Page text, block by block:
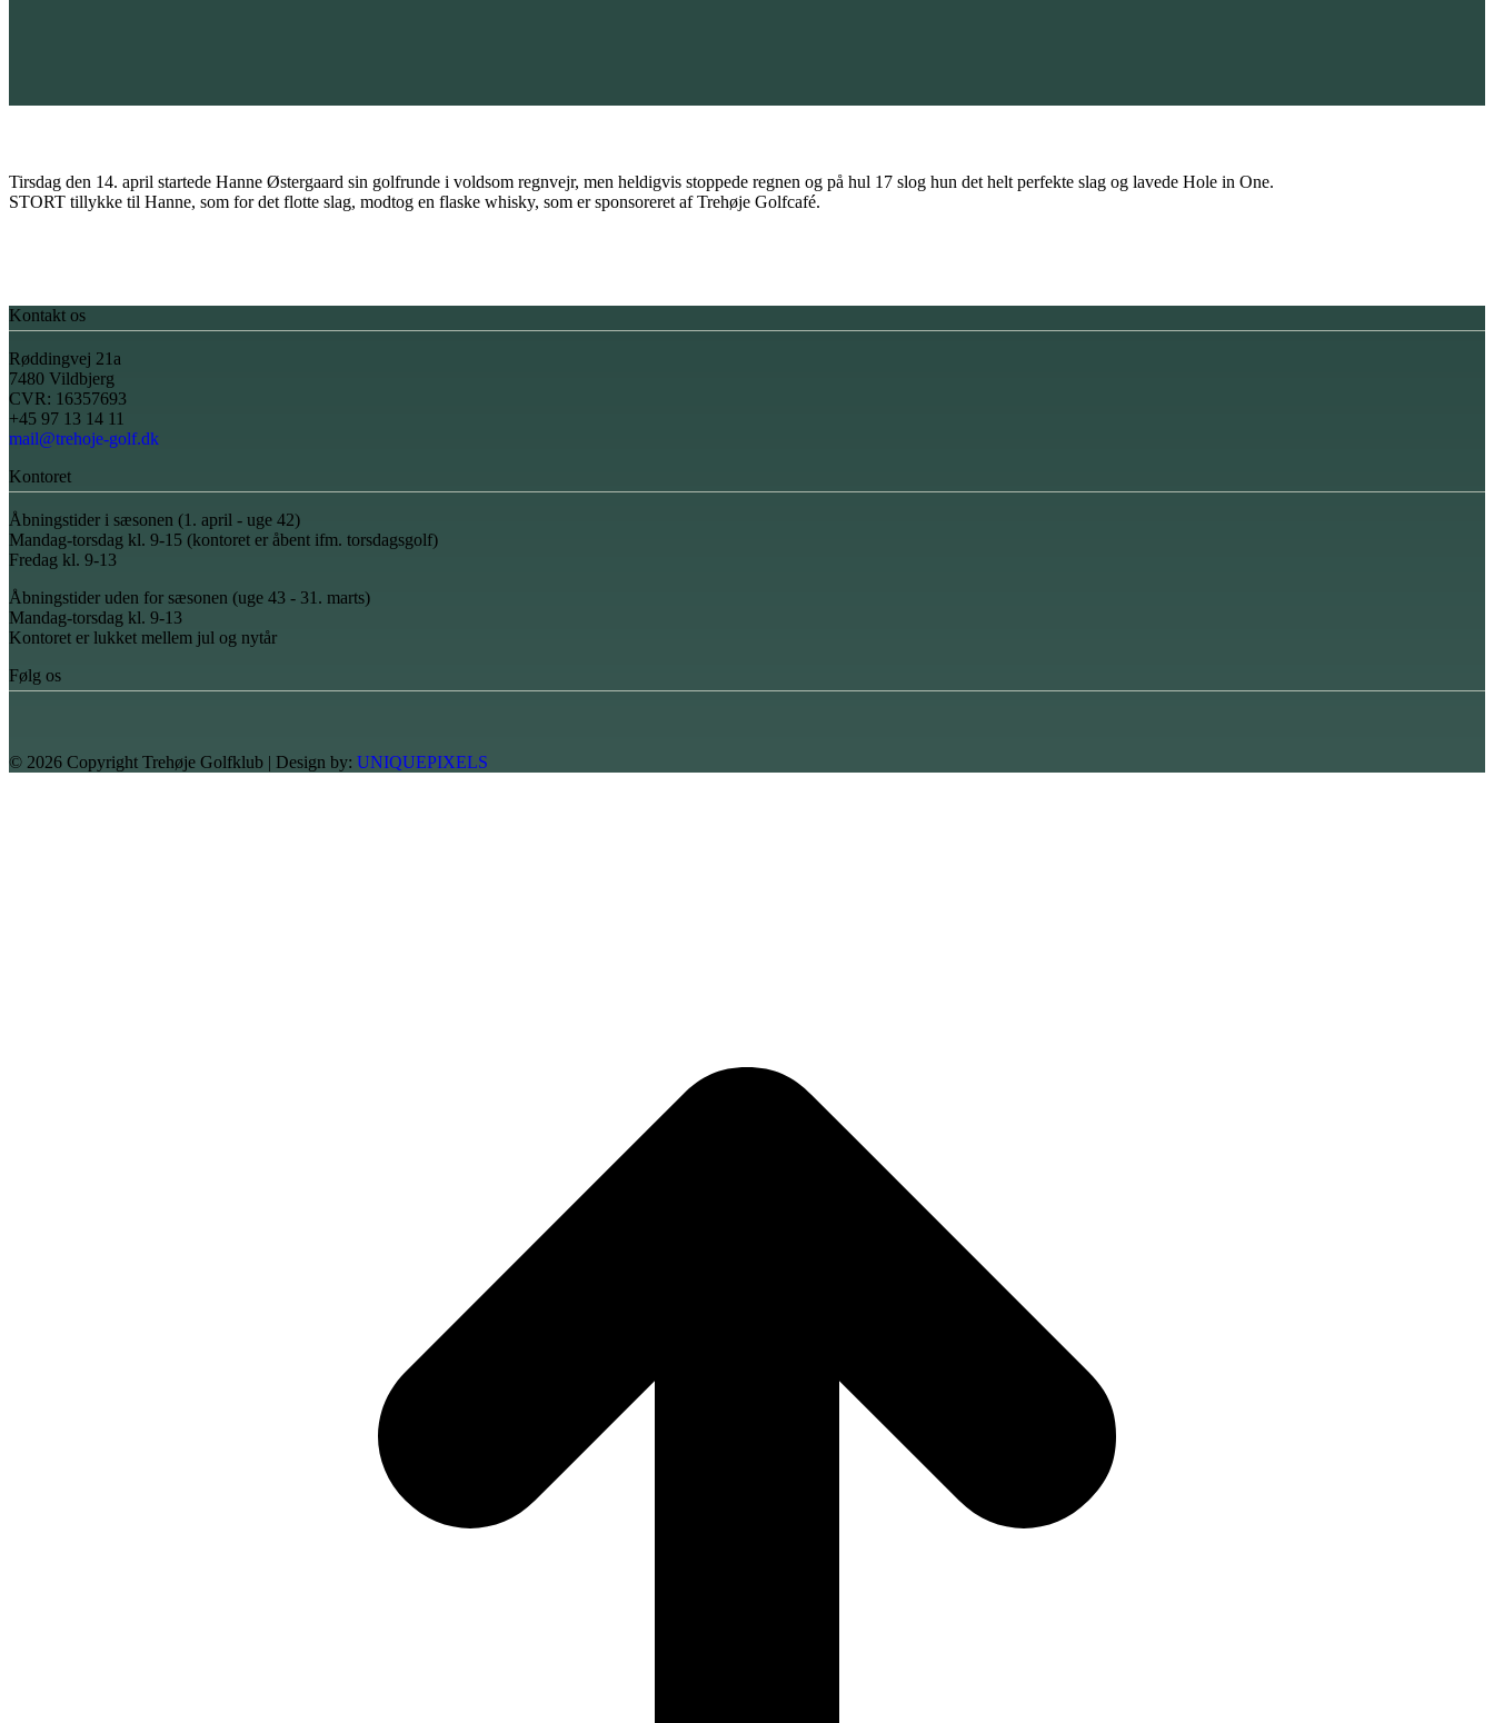
Tirsdag den 14. april startede Hanne Østergaard sin golfrunde i voldsom regnvejr, men heldigvis stoppede regnen og på hul 17 slog hun det helt perfekte slag og lavede Hole in One.
STORT tillykke til Hanne, som for det flotte slag, modtog en flaske whisky, som er sponsoreret af Trehøje Golfcafé.
Kontakt os
Røddingvej 21a
7480 Vildbjerg
CVR: 16357693
+45 97 13 14 11
mail@trehoje-golf.dk
Kontoret
Åbningstider i sæsonen (1. april - uge 42)
Mandag-torsdag kl. 9-15 (kontoret er åbent ifm. torsdagsgolf)
Fredag kl. 9-13
Åbningstider uden for sæsonen (uge 43 - 31. marts)
Mandag-torsdag kl. 9-13
Kontoret er lukket mellem jul og nytår
Følg os
© 2026 Copyright Trehøje Golfklub | Design by: UNIQUEPIXELS